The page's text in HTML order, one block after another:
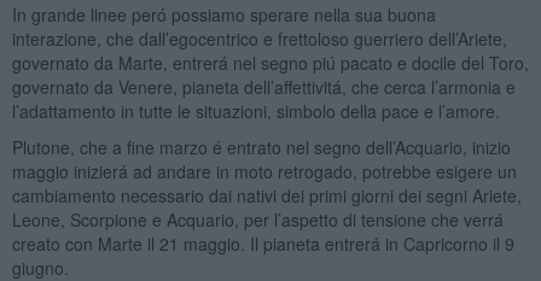
In grande linee peró possiamo sperare nella sua buona
interazione, che dall’egocentrico e frettoloso guerriero dell’Ariete,
governato da Marte, entrerá nel segno piú pacato e docile del Toro,
governato da Venere, pianeta dell’affettivitá, che cerca l’armonia e
l’adattamento in tutte le situazioni, simbolo della pace e l’amore.
Plutone, che a fine marzo é entrato nel segno dell’Acquario, inizio
maggio inizierá ad andare in moto retrogado, potrebbe esigere un
cambiamento necessario dai nativi dei primi giorni dei segni Ariete,
Leone, Scorpione e Acquario, per l’aspetto di tensione che verrá
creato con Marte il 21 maggio. Il pianeta entrerá in Capricorno il 9
giugno.